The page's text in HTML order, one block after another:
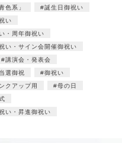
色系」
誕生日御祝い
い
・周年御祝い
い・サイン会開催御祝い
講演会・発表会
当選御祝
御祝い
クアップ用
母の日
い・昇進御祝い